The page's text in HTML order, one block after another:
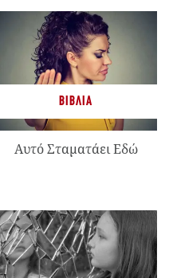
ΒΙΒΛΊΑ
Αυτό Σταματάει Εδώ